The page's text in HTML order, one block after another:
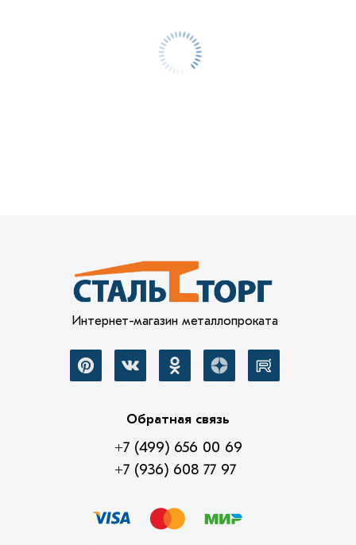
Интернет-магазин металлопроката
Обратная связь
+7 (499) 656 00 69
+7 (936) 608 77 97